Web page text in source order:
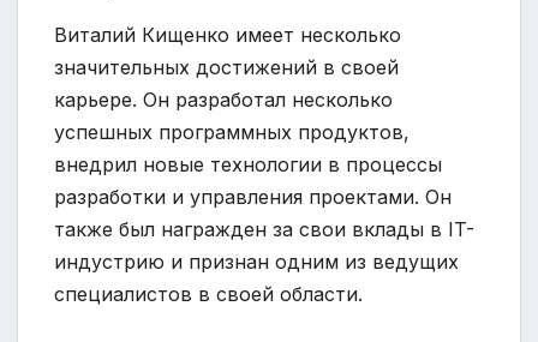
Виталий Кищенко имеет несколько
значительных достижений в своей
карьере. Он разработал несколько
успешных программных продуктов,
внедрил новые технологии в процессы
разработки и управления проектами. Он
также был награжден за свои вклады в IT-
индустрию и признан одним из ведущих
специалистов в своей области.